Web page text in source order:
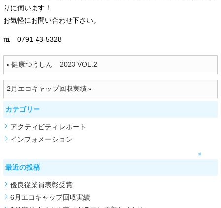
りに伺います！
お気軽にお問い合わせ下さい。
℡ 0791-43-5328
« 健康つうしん 2023 VOL.2
2月エコキャップ回収実績»
カテゴリー
アクティビティレポート
インフォメーション
最近の投稿
優良従業員表彰受賞
6月エコキャップ回収実績